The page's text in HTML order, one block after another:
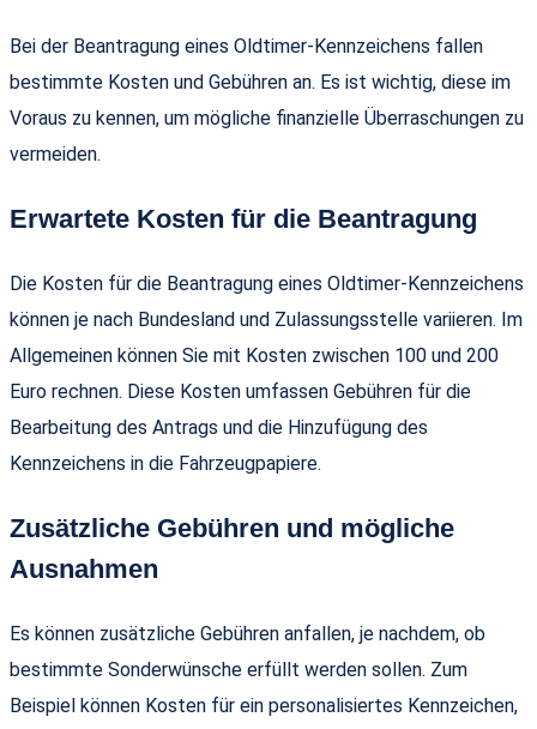
Bei der Beantragung eines Oldtimer-Kennzeichens fallen
bestimmte Kosten und Gebühren an. Es ist wichtig, diese im
Voraus zu kennen, um mögliche finanzielle Überraschungen zu
vermeiden.
Erwartete Kosten für die Beantragung
Die Kosten für die Beantragung eines Oldtimer-Kennzeichens
können je nach Bundesland und Zulassungsstelle variieren. Im
Allgemeinen können Sie mit Kosten zwischen 100 und 200
Euro rechnen. Diese Kosten umfassen Gebühren für die
Bearbeitung des Antrags und die Hinzufügung des
Kennzeichens in die Fahrzeugpapiere.
Zusätzliche Gebühren und mögliche
Ausnahmen
Es können zusätzliche Gebühren anfallen, je nachdem, ob
bestimmte Sonderwünsche erfüllt werden sollen. Zum
Beispiel können Kosten für ein personalisiertes Kennzeichen,